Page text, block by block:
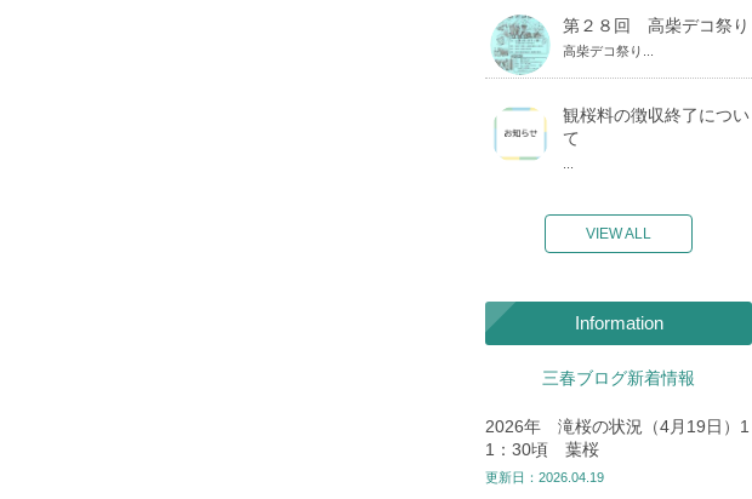
第２８回 高柴デコ祭り
高柴デコ祭り...
観桜料の徴収終了につい
て
VIEW ALL
Information
三春ブログ新着情報
2026年 滝桜の状況（4月19日）1
1：30頃 葉桜
更新日：2026.04.19